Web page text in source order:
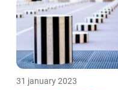
31 january 2023